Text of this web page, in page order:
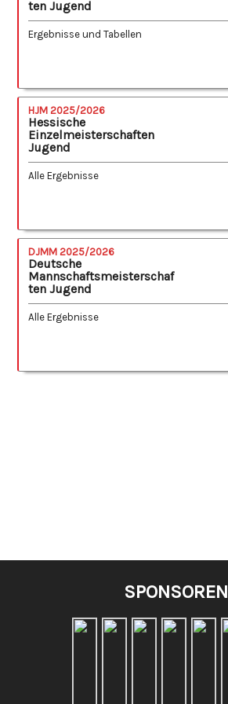
ten Jugend
Ergebnisse und Tabellen
HJM 2025/2026
Hessische
Einzelmeisterschaften
Jugend
Alle Ergebnisse
DJMM 2025/2026
Deutsche
Mannschaftsmeisterschaf
ten Jugend
Alle Ergebnisse
SPONSOREN